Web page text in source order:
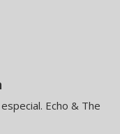
Echo & The